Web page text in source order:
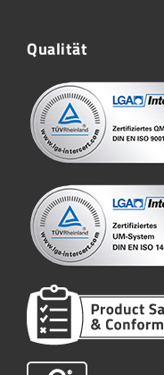
Qualität